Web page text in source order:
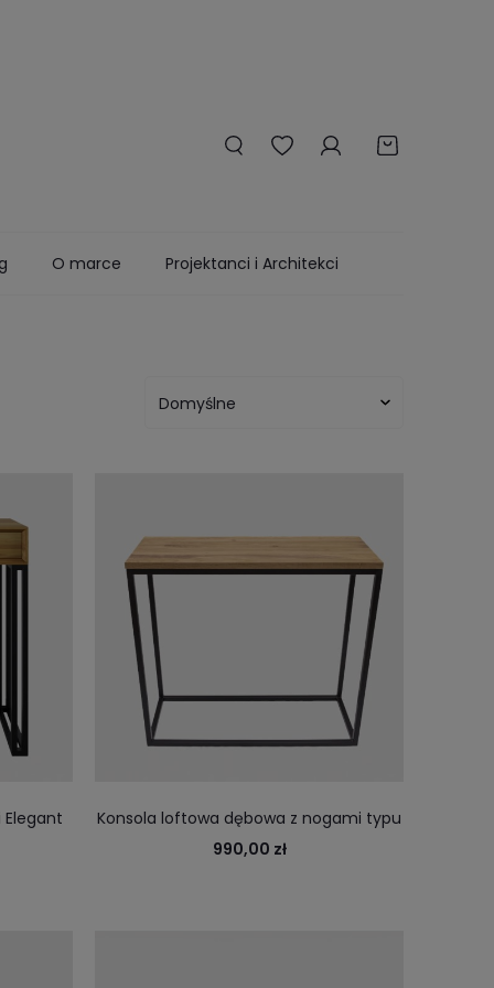
O marce Projektanci i Architekci
Konsola loftowa dębowa z nogami typu
cube
990,00 zł